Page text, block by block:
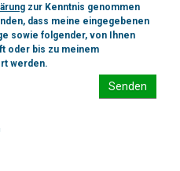
zur Kenntnis genommen
dass meine eingegebenen
sowie folgender, von Ihnen
oder bis zu meinem
werden.
Senden